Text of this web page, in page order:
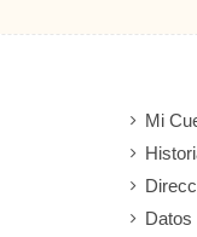
Mi
Datos